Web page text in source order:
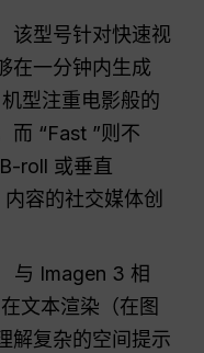
该型号针对快速视
在一分钟内生成
型注重电影般的
而 “Fast ”则不
roll 或垂直
容的社交媒体创
与 Imagen 3 相
文本渲染（在图
解复杂的空间提示